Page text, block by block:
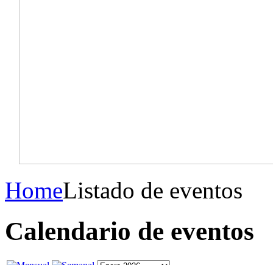
HomeListado de eventos
Calendario de eventos